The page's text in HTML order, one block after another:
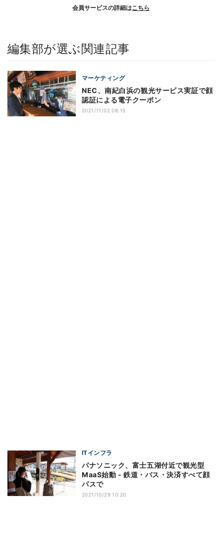
会員サービスの詳細はこちら
編集部が選ぶ関連記事
マーケティング
NEC、南紀白浜の観光サービス実証で顔
認証による電子クーポン
2021/11/02 08:15
ITインフラ
パナソニック、富士五湖付近で観光型
MaaS始動 ‐ 鉄道・バス・決済すべて顔
パスで
2021/10/29 10:20